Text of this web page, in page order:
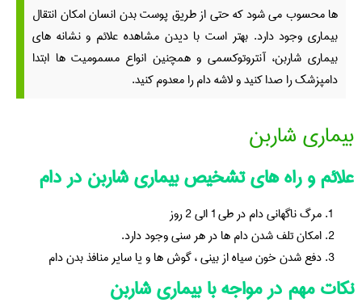
ها محسوب می شود که حتی از طریق پوست بدن انسان امکان انتقال
بیماری وجود دارد. بهتر است با دیدن مشاهده علائم و نشانه های
بیماری شاربن، آنتروتوکسمی و همچنین انواع مسمومیت ها ابتدا
دامپزشک را صدا کنید و لاشه دام را معدوم کنید.
بیماری شاربن
علائم و راه های تشخیص بیماری شاربن در دام
مرگ ناگهانی دام در طی 1 الی 2 روز
امکان تلف شدن دام ها در هر سنی وجود دارد.
دفع شدن خون سیاه از بینی ، گوش ها و یا سایر منافذ بدن دام
نکات مهم در مواجه با بیماری شاربن